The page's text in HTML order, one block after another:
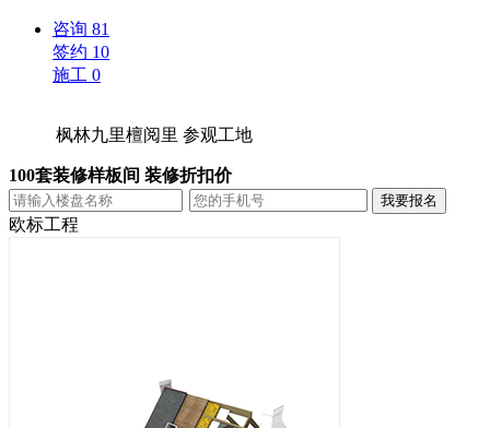
咨询 81
签约 10
施工 0
枫林九里檀阅里参观工地
100套装修样板间 装修折扣价
欧标工程